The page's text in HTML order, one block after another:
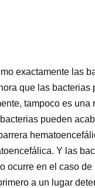
exactamente las
que las bacterias
tampoco es una
pueden
Y las
ocurre en el caso
a un lugar